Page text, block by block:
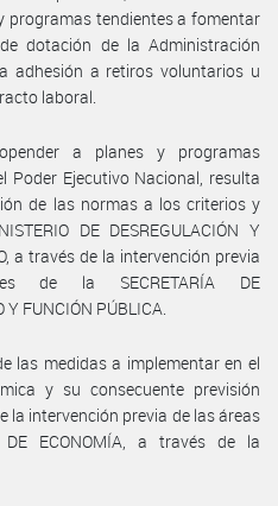
programas tendientes a fomentar
dotación de la Administración
adhesión a retiros voluntarios u
laboral.
a planes y programas
Poder Ejecutivo Nacional, resulta
de las normas a los criterios y
DE DESREGULACIÓN Y
a través de la intervención previa
de la SECRETARÍA DE
Y FUNCIÓN PÚBLICA.
las medidas a implementar en el
y su consecuente previsión
la intervención previa de las áreas
DE ECONOMÍA, a través de la